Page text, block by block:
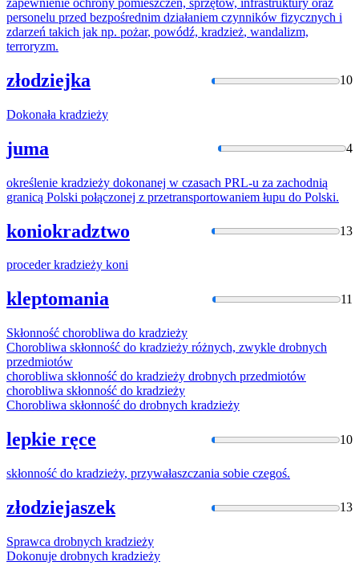
zapewnienie ochrony pomieszczeń, sprzętów, infrastruktury oraz
personelu przed bezpośrednim działaniem czynników fizycznych i
zdarzeń takich jak np. pożar, powódź, kradzież, wandalizm,
terroryzm.
złodziejka 10
Dokonała kradzieży
juma 4
określenie kradzieży dokonanej w czasach PRL-u za zachodnią
granicą Polski połączonej z przetransportowaniem łupu do Polski.
koniokradztwo 13
procederkradzieży koni
kleptomania 11
Skłonność chorobliwa do kradzieży
Chorobliwa skłonność do kradzieży różnych, zwykle drobnych
przedmiotów
chorobliwa skłonność do kradzieży drobnych przedmiotów
chorobliwa skłonność do kradzieży
Chorobliwa skłonność do drobnych kradzieży
lepkie ręce 10
skłonność do kradzieży, przywałaszczania sobie czegoś.
złodziejaszek 13
Sprawca drobnych kradzieży
Dokonuje drobnych kradzieży